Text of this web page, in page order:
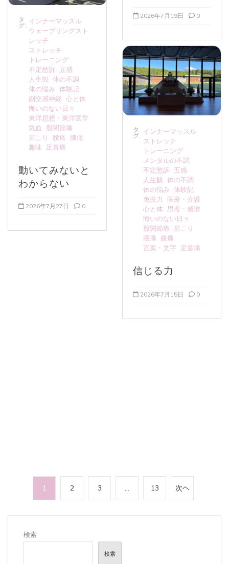
タ
グ:
インナーマッスル
ウェーブリングスト
レッチ
ストレッチ
トレーニング
不定愁訴
五感
人生観 体の不調
体の悩み 体験記
副交感神経 心と体
悔いのない日々
東洋思想・東洋医学
気血
股関節痛
肩こり
腰痛
膝痛
趣味
足首痛
動いてみないと
わからない
2026年7月27日 0
2026年7月19日 0
タ
グ:
インナーマッスル
ストレッチ
トレーニング
メンタルの不調
不定愁訴
五感
人生観 体の不調
体の悩み 体験記
免疫力
医療・介護
心と体 思考・感情
悔いのない日々
股関節痛
肩こり
腰痛
膝痛
言葉・文字
足首痛
信じる力
2026年7月15日 0
の
1 2 3 … 13 次ヘ
検索
検索